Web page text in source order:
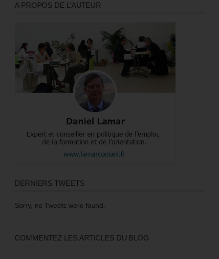
A PROPOS DE L’AUTEUR
DERNIERS TWEETS
Sorry, no Tweets were found.
COMMENTEZ LES ARTICLES DU BLOG